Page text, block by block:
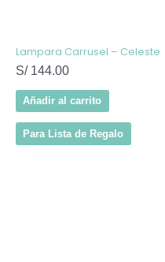
Lampara Carrusel – Celeste
S/144.00
Añadir al carrito
Para Lista de Regalo